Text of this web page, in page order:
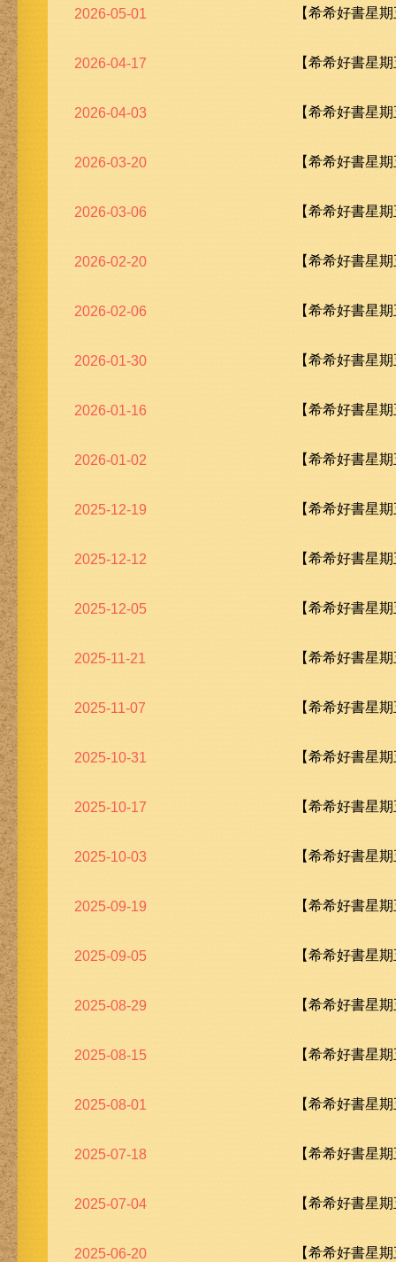
2026-05-01 【希希好書星
2026-04-17 【希希好書星
2026-04-03 【希希好書星
2026-03-20 【希希好書星
2026-03-06 【希希好書星
2026-02-20 【希希好書星
2026-02-06 【希希好書星
2026-01-30 【希希好書星
2026-01-16 【希希好書星
2026-01-02 【希希好書星
2025-12-19 【希希好書星
2025-12-12 【希希好書星
2025-12-05 【希希好書星
2025-11-21 【希希好書星
2025-11-07 【希希好書星
2025-10-31 【希希好書星
2025-10-17 【希希好書星
2025-10-03 【希希好書星
2025-09-19 【希希好書星
2025-09-05 【希希好書星
2025-08-29 【希希好書星
2025-08-15 【希希好書星
2025-08-01 【希希好書星
2025-07-18 【希希好書星
2025-07-04 【希希好書星
2025-06-20 【希希好書星